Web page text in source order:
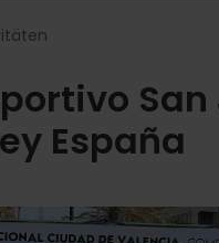
San
España